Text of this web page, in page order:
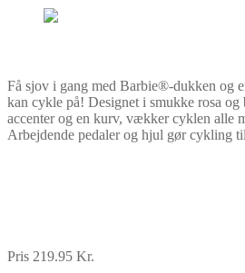
Få sjov i gang med Barbie®-dukken og
kan cykle på! Designet i smukke rosa
accenter og en kurv, vækker cyklen alle
Arbejdende pedaler og hjul gør cykling
Pris 219.95 Kr.